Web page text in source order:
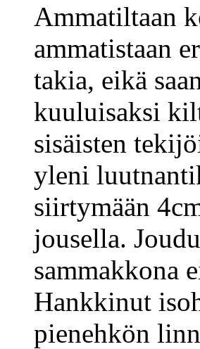
Ammatiltaan
ammatistaan
takia, eikä
kuuluisaksi
sisäisten
yleni
siirtymään
jousella.
sammakkona
Hankkinut
pienehkön